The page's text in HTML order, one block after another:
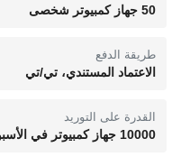
50 جهاز كمبيوتر شخصى
طريقة الدفع
الاعتماد المستندي، تي/تي
القدرة على التوريد
10000 جهاز كمبيوتر في الأسبوع